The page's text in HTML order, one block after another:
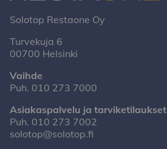
Solotop Restaone Oy
Turvekuja 6
00700 Helsinki
Vaihde
Puh. 010 273 7000
Asiakaspalvelu ja tarviketilaukset
Puh. 010 273 7002
solotop@solotop.fi